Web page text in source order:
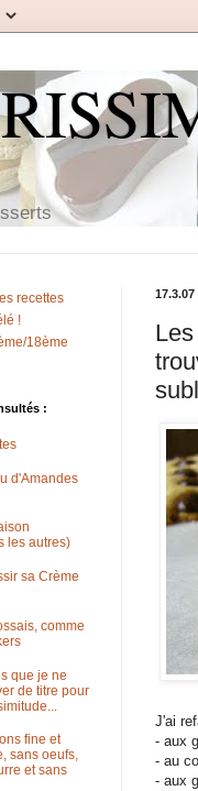
17.3.07
J'ai
- aux
- au
- aux
recettes
!
18ème
:
d'Amandes
les autres)
sa Crème
comme
que je ne
de titre pour
fine et
sans oeufs,
et sans